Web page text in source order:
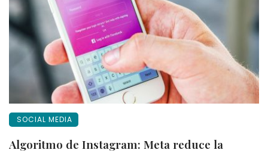
SOCIAL MEDIA
Algoritmo de Instagram: Meta reduce la